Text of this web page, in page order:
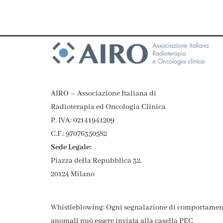
AIRO – Associazione Italiana di
Radioterapia ed Oncologia Clinica
P. IVA: 02141941209
C.F.: 97076350582
Sede Legale:
Piazza della Repubblica 32,
20124 Milano
Whistleblowing: Ogni segnalazione di
anomali può essere inviata alla casella PEC